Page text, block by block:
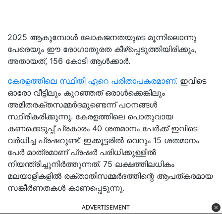
2025 ആകുമ്പോൾ ലോകജനതയുടെ മൂന്നിലൊന്നു
പേരെയും ഈ രോഗാതുരത കീഴ്‌പ്പെടുത്തിയിരിക്കും,
അതായത്‌, 156 കോടി ആൾക്കാർ.
കേരളത്തിലെ സ്ഥിതി ഏറെ പരിതാപകരമാണ്‌. ഇവിടെ
ഓരോ വീട്ടിലും കുറഞ്ഞത്‌ ഒരാൾക്കെങ്കിലും
അമിതരക്തസമ്മർദമുണ്ടെന്ന്‌ പഠനങ്ങൾ
സ്ഥിരീകരിക്കുന്നു. കേരളത്തിലെ പൊതുവായ
കണക്കെടുപ്പ്‌ പ്രകാരം 40 ശതമാനം പേർക്ക്‌ ഇവിടെ
വർധിച്ച പ്രഷറുണ്ട്‌. ഇക്കൂട്ടരിൽ വെറും 15 ശതമാനം
പേർ മാത്രമാണ്‌ പ്രഷർ പരിധിക്കുള്ളിൽ
നിയന്ത്രിച്ചുനിർത്തുന്നത്‌. 75 ലക്ഷത്തിലധികം
മലയാളികളിൽ രക്താതിസമ്മർദത്തിന്റെ ആപത്‌കരമായ
സങ്കീർണതകൾ കാണപ്പെടുന്നു.
ADVERTISEMENT